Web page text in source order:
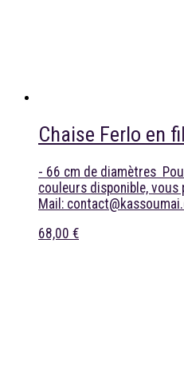
Chaise Ferlo en
- 66 cm de diamètres
couleurs disponible,
Mail:
68,00 €